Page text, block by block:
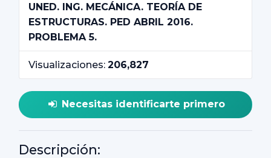
UNED. ING. MECÁNICA. TEORÍA DE
ESTRUCTURAS. PED ABRIL 2016.
PROBLEMA 5.
Visualizaciones: 206,827
Necesitas identificarte primero
Descripción: